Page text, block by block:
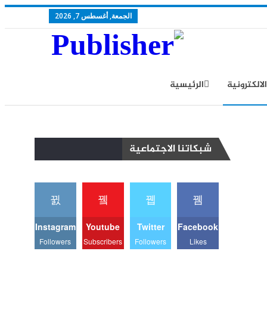
الجمعة, أغسطس 7, 2026
الرئيسية
شبكاتنا الاجتماعية
Facebook
Likes
Twitter
Followers
Youtube
Subscribers
Instagram
Followers